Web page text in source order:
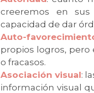
creeremos en
capacidad de dar
Auto-
propios logros, pero
o fracasos.
Asociación visual:
información visual